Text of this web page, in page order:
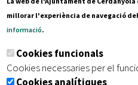
Subscriu-te al nostre
millorar l'experiència de navegació
informació.
Cookies funcionals
Cookies necessaries per el
Cookies analítiques